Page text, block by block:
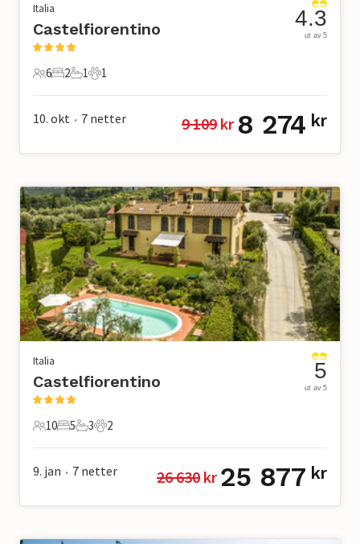
Italia
Castelfiorentino
6 Gjester
6
2 Soverom
2
1 Bad
1
1 Kjæledyr
1
4.3
ut av 5
10. okt • 7 netter 9 109 kr 8 274 kr
Italia
Castelfiorentino
10 Gjester
10
5 Soverom
5
3 Bad
3
2 Kjæledyr
2
5
ut av 5
9. jan • 7 netter 26 630 kr 25 877 kr